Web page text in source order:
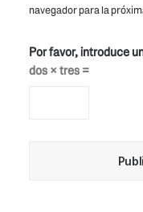
navegador para la
Por favor, introduce
dos × tres =